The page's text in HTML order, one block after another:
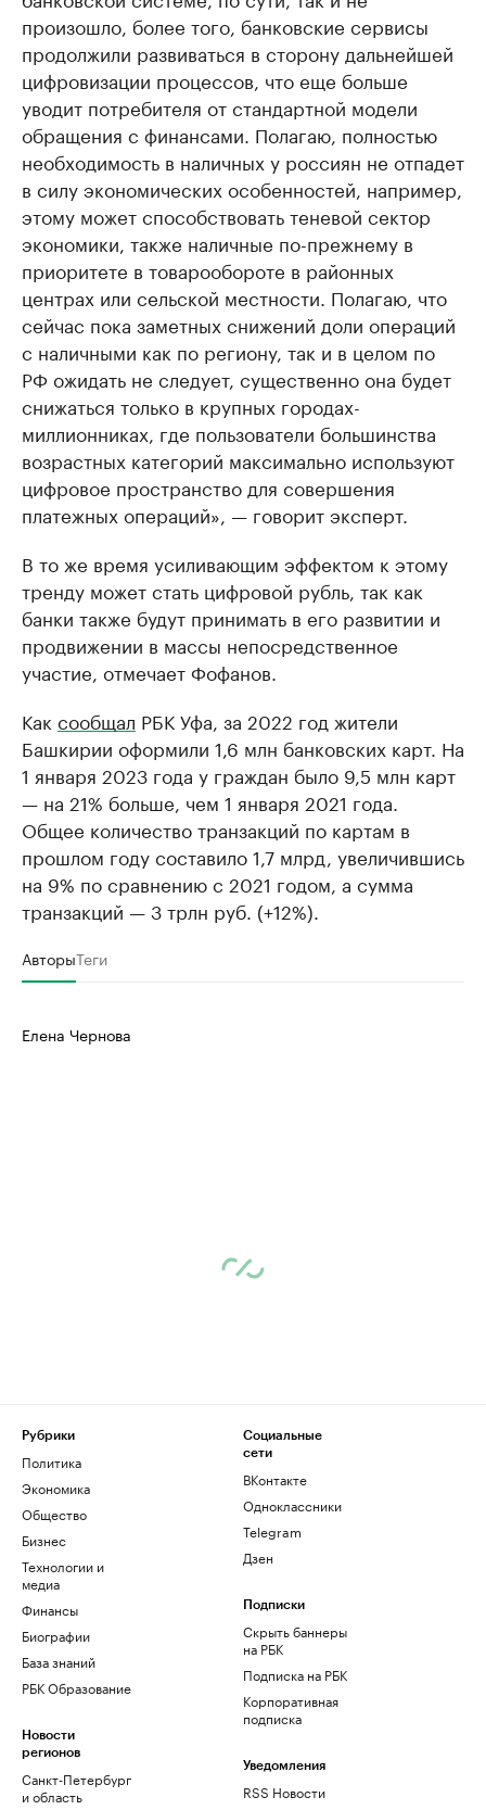
произошло, более того, банковские сервисы
продолжили развиваться в сторону дальнейшей
цифровизации процессов, что еще больше
уводит потребителя от стандартной модели
обращения с финансами. Полагаю, полностью
необходимость в наличных у россиян не отпадет
в силу экономических особенностей, например,
этому может способствовать теневой сектор
экономики, также наличные по-прежнему в
приоритете в товарообороте в районных
центрах или сельской местности. Полагаю, что
сейчас пока заметных снижений доли операций
с наличными как по региону, так и в целом по
РФ ожидать не следует, существенно она будет
снижаться только в крупных городах-
миллионниках, где пользователи большинства
возрастных категорий максимально используют
цифровое пространство для совершения
платежных операций», — говорит эксперт.
В то же время усиливающим эффектом к этому
тренду может стать цифровой рубль, так как
банки также будут принимать в его развитии и
продвижении в массы непосредственное
участие, отмечает Фофанов.
Как сообщал РБК Уфа, за 2022 год жители
Башкирии оформили 1,6 млн банковских карт. На
1 января 2023 года у граждан было 9,5 млн карт
— на 21% больше, чем 1 января 2021 года.
Общее количество транзакций по картам в
прошлом году составило 1,7 млрд, увеличившись
на 9% по сравнению с 2021 годом, а сумма
транзакций — 3 трлн руб. (+12%).
АвторыТеги
Елена Чернова
Рубрики
Политика
Экономика
Общество
Бизнес
Технологии и
медиа
Финансы
Биографии
База знаний
РБК Образование
Новости
регионов
Санкт-Петербург
и область
Социальные
сети
ВКонтакте
Одноклассники
Telegram
Дзен
Подписки
Скрыть баннеры
на РБК
Подписка на РБК
Корпоративная
подписка
Уведомления
RSS Новости